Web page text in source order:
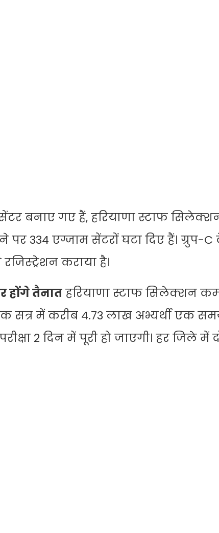
सेंटर बनाए गए हैं, हरियाणा स्टाफ
पर 334 एग्जाम सेंटरों घटा दिए हैं।
कराया है।
होंगे तैनातहरियाणा स्टाफ सिलेक्शन
एक सत्र में करीब 4.73 लाख अभ्यर्थी एक
2 दिन में पूरी हो जाएगी। हर जिले